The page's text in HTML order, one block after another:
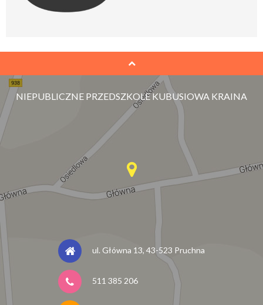
NIEPUBLICZNE PRZEDSZKOLE KUBUSIOWA KRAINA
ul. Główna 13, 43-523 Pruchna
511 385 206